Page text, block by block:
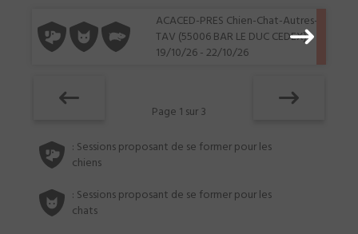
ACACED-PRES Chien-Chat-Autres-
TAV (55006 BAR LE DUC CEDEX)
19/10/26 - 22/10/26
Page 1 sur 3
: Sessions proposant de se former pour les
chiens
: Sessions proposant de se former pour les
chats